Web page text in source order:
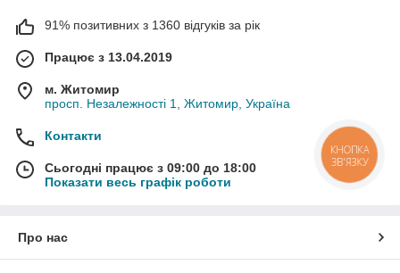
91% позитивних з 1360 відгуків за рік
Працює з 13.04.2019
м. Житомир
просп. Незалежності 1, Житомир, Україна
Контакти
Сьогодні працює з 09:00 до 18:00
Показати весь графік роботи
Про нас
КНОПКА
ЗВ'ЯЗКУ